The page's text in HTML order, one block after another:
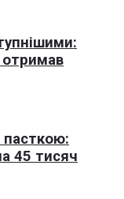
отримав
пасткою:
45 тисяч